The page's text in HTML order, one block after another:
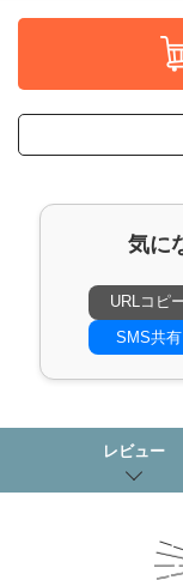
気に
URLコピ
SMS共有
レビュー